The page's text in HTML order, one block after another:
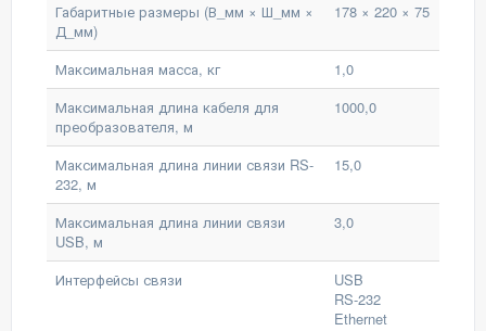
Габаритные размеры (В_мм × Ш_мм ×
Д_мм)
178 × 220 × 75
Максимальная масса, кг
1,0
Максимальная длина кабеля для
преобразователя, м
1000,0
Максимальная длина линии связи RS-
232, м
15,0
Максимальная длина линии связи
USB, м
3,0
Интерфейсы связи
USB
RS-232
Ethernet